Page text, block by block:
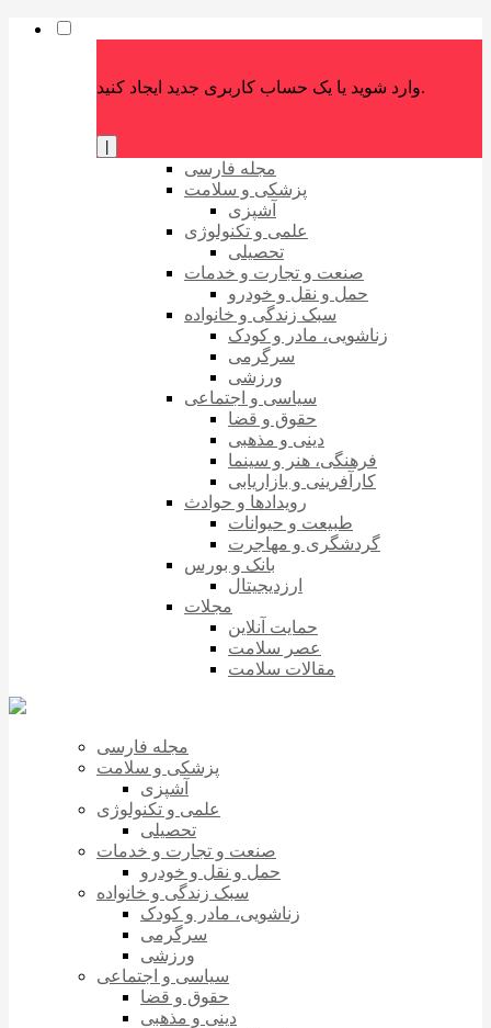
وارد شوید یا یک حساب کاربری جدید ایجاد کنید.
مجله فارسی
پزشکی و سلامت
آشپزی
علمی و تکنولوژی
تحصیلی
صنعت و تجارت و خدمات
حمل و نقل و خودرو
سبک زندگی و خانواده
زناشویی، مادر و کودک
سرگرمی
ورزشی
سیاسی و اجتماعی
حقوق و قضا
دینی و مذهبی
فرهنگی، هنر و سینما
کارآفرینی و بازاریابی
رویدادها و حوادث
طبیعت و حیوانات
گردشگری و مهاجرت
بانک و بورس
ارزدیجیتال
مجلات
حمایت آنلاین
عصر سلامت
مقالات سلامت
مجله فارسی
پزشکی و سلامت
آشپزی
علمی و تکنولوژی
تحصیلی
صنعت و تجارت و خدمات
حمل و نقل و خودرو
سبک زندگی و خانواده
زناشویی، مادر و کودک
سرگرمی
ورزشی
سیاسی و اجتماعی
حقوق و قضا
دینی و مذهبی